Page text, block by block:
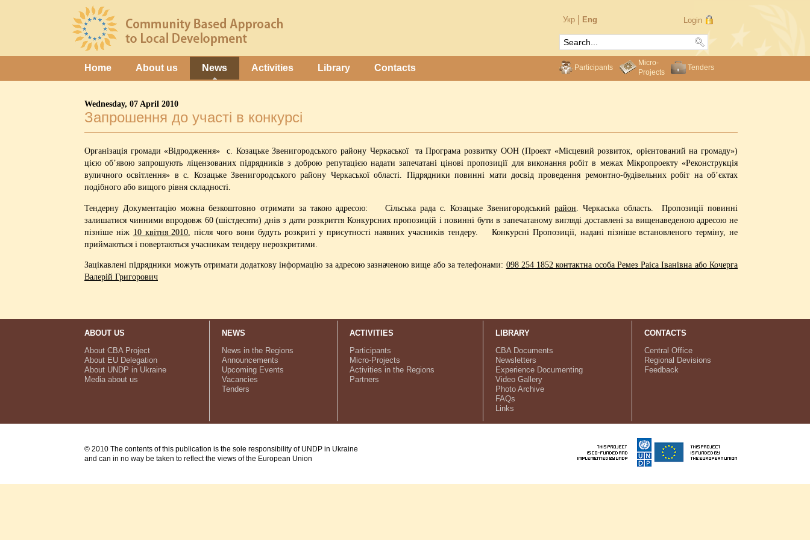
Укр Eng Login
Home About us News Activities Library Contacts Participants
Micro-
Projects
Tenders
Wednesday, 07 April 2010
Запрошення до участі в конкурсі
Організація громади «Відродження» с. Козацьке Звенигородського району Черкаської та Програма розвитку ООН (Проект «Місцевий розвиток, орієнтований на громаду»)
цією об’явою запрошують ліцензованих підрядників з доброю репутацією надати запечатані цінові пропозиції для виконання робіт в межах Мікропроекту «Реконструкція
вуличного освітлення» в с. Козацьке Звенигородського району Черкаської області. Підрядники повинні мати досвід проведення ремонтно-будівельних робіт на об’єктах
подібного або вищого рівня складності.
Тендерну Документацію можна безкоштовно отримати за такою адресою: Сільська рада с. Козацьке Звенигородськийрайон . Черкаська область. Пропозиції повинні
залишатися чинними впродовж 60 (шістдесяти) днів з дати розкриття Конкурсних пропозицій і повинні бути в запечатаному вигляді доставлені за вищенаведеною адресою не
пізніше ніж 10 квітня 2010 , після чого вони будуть розкриті у присутності наявних учасників тендеру. Конкурсні Пропозиції, надані пізніше встановленого терміну, не
приймаються і повертаються учасникам тендеру нерозкритими.
Зацікавлені підрядники можуть отримати додаткову інформацію за адресою зазначеною вище або за телефонами: 098 254 1852 контактна особа Ремез Раіса Іванівна або Кочерга
Валерій Григорович
ABOUT US
About CBA Project
About EU Delegation
About UNDP in Ukraine
Media about us
NEWS
News in the Regions
Announcements
Upcoming Events
Vacancies
Tenders
ACTIVITIES
Participants
Micro-Projects
Activities in the Regions
Partners
LIBRARY
CBA Documents
Newsletters
Experience Documenting
Video Gallery
Photo Archive
FAQs
Links
CONTACTS
Central Office
Regional Devisions
Feedback
© 2010 The contents of this publication is the sole responsibility of UNDP in Ukraine
and can in no way be taken to reflect the views of the European Union